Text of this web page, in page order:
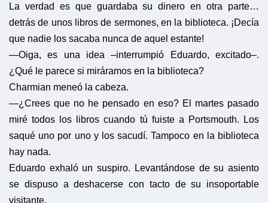
La verdad es que guardaba su dinero en otra parte…
detrás de unos libros de sermones, en la biblioteca. ¡Decía
que nadie los sacaba nunca de aquel estante!
—Oiga, es una idea –interrumpió Eduardo, excitado–.
¿Qué le parece si miráramos en la biblioteca?
Charmian meneó la cabeza.
—¿Crees que no he pensado en eso? El martes pasado
miré todos los libros cuando tú fuiste a Portsmouth. Los
saqué uno por uno y los sacudí. Tampoco en la biblioteca
hay nada.
Eduardo exhaló un suspiro. Levantándose de su asiento
se dispuso a deshacerse con tacto de su insoportable
visitante.